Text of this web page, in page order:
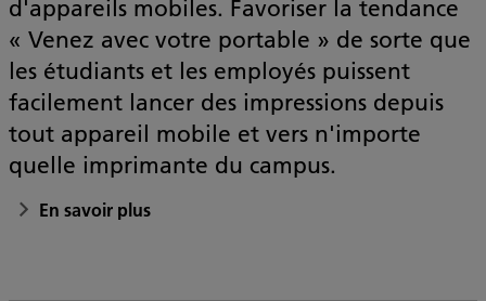
d'appareils mobiles. Favoriser la tendance
« Venez avec votre portable » de sorte que
les étudiants et les employés puissent
facilement lancer des impressions depuis
tout appareil mobile et vers n'importe
quelle imprimante du campus.
En savoir plus